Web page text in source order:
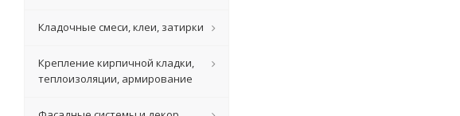
Кладочные смеси, клеи, затирки
Крепление кирпичной кладки,
теплоизоляции, армирование